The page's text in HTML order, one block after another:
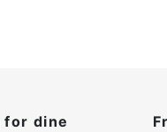
for dine